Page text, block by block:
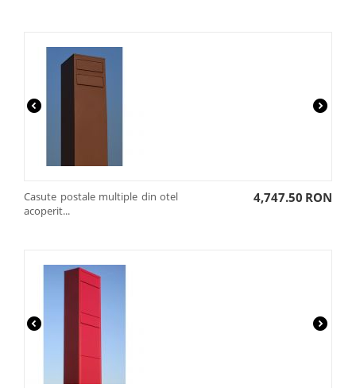
Casute postale multiple din otel
acoperit...
4,747.50 RON